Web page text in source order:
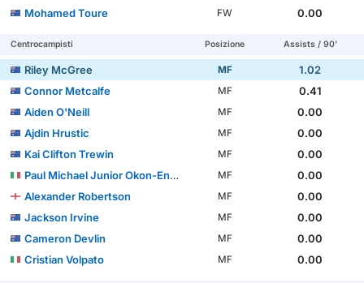
Mohamed Toure
FW 0.00
Centrocampisti Posizione Assists / 90'
Riley McGree MF
1.02
Connor Metcalfe
MF
0.41
Aiden O'Neill
MF
0.00
Ajdin Hrustic
MF
0.00
Kai Clifton Trewin
MF
0.00
Paul Michael Junior Okon-Engstler
MF
0.00
Alexander Robertson
MF
0.00
Jackson Irvine
MF
0.00
Cameron Devlin
MF
0.00
Cristian Volpato
MF 0.00